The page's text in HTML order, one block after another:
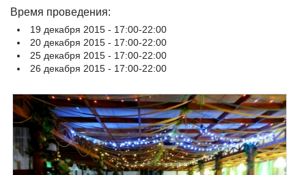
Время проведения:
19 декабря 2015 - 17:00-22:00
20 декабря 2015 - 17:00-22:00
25 декабря 2015 - 17:00-22:00
26 декабря 2015 - 17:00-22:00